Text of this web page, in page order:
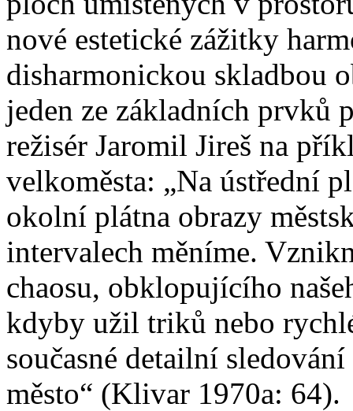
nové estetické zážitky
disharmonickou skladbou
jeden ze základních prvků
režisér Jaromil Jireš na
velkoměsta: „Na ústřední
okolní plátna obrazy
intervalech měníme.
chaosu, obklopujícího
kdyby užil triků nebo
současné detailní
město“ (Klivar 1970a: 64).